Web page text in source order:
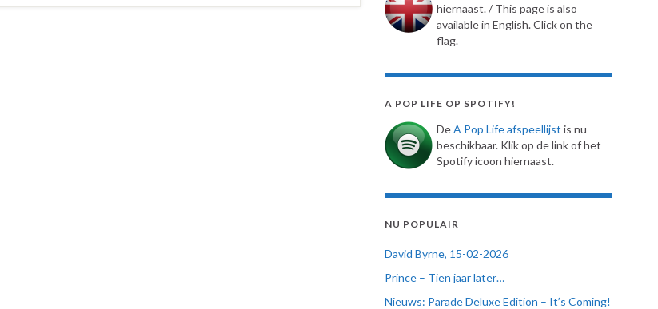
hiernaast. / This page is also
available in English. Click on the
flag.
A POP LIFE OP SPOTIFY!
DeA Pop Life afspeellijst is nu
beschikbaar. Klik op de link of het
Spotify icoon hiernaast.
NU POPULAIR
David Byrne, 15-02-2026
Prince – Tien jaar later…
Nieuws: Parade Deluxe Edition – It’s Coming!